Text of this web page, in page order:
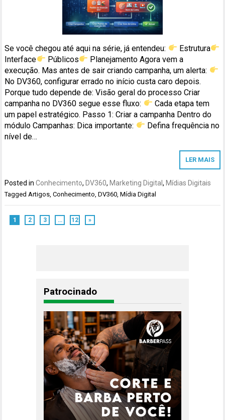
Se você chegou até aqui na série, já entendeu:
Estrutura
Interface
Públicos
Planejamento Agora vem a
execução. Mas antes de sair criando campanha, um alerta:
No DV360, configurar errado no início custa caro depois.
Porque tudo depende de: Visão geral do processo Criar
campanha no DV360 segue esse fluxo:
Cada etapa tem
um papel estratégico. Passo 1: Criar a campanha Dentro do
módulo Campanhas: Dica importante:
Defina frequência no
nível de…
LER MAIS
Posted inConhecimento, DV360, Marketing Digital, Mídias Digitais
Tagged Artigos ,Conhecimento ,DV360 ,Mídia Digital
1 2 3 … 12 »
Patrocinado